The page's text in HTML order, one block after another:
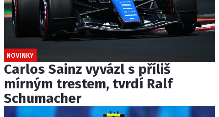
NOVINKY
Carlos Sainz vyvázl s příliš
mírným trestem, tvrdí Ralf
Schumacher